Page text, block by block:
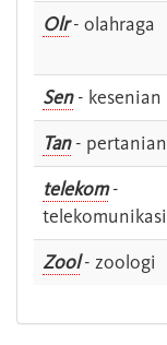
Olr- olahraga
Sen- kesenian
Tan- pertanian
telekom-
telekomunikasi
Zool- zoologi